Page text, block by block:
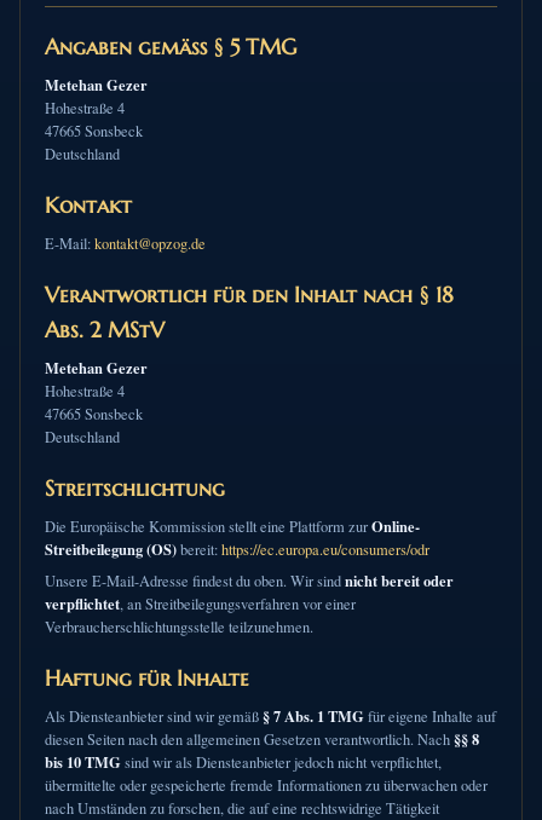
Angaben gemäß § 5 TMG
Metehan Gezer
Hohestraße 4
47665 Sonsbeck
Deutschland
Kontakt
E-Mail:kontakt@opzog.de
Verantwortlich für den Inhalt nach § 18
Abs. 2 MStV
Metehan Gezer
Hohestraße 4
47665 Sonsbeck
Deutschland
Streitschlichtung
Die Europäische Kommission stellt eine Plattform zurOnline-
Streitbeilegung (OS)bereit:https://ec.europa.eu/consumers/odr
Unsere E-Mail-Adresse findest du oben. Wir sindnicht bereit oder
verpflichtet, an Streitbeilegungsverfahren vor einer
Verbraucherschlichtungsstelle teilzunehmen.
Haftung für Inhalte
Als Diensteanbieter sind wir gemäß§ 7 Abs. 1 TMGfür eigene Inhalte auf
diesen Seiten nach den allgemeinen Gesetzen verantwortlich. Nach§§ 8
bis 10 TMGsind wir als Diensteanbieter jedoch nicht verpflichtet,
übermittelte oder gespeicherte fremde Informationen zu überwachen oder
nach Umständen zu forschen, die auf eine rechtswidrige Tätigkeit